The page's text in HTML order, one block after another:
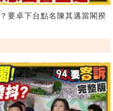
要卓下台點名陳其邁當閣揆